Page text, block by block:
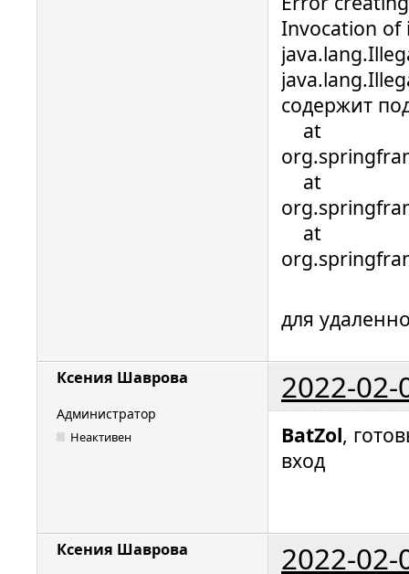
Invocation of
содержит
at
at
at
для
Ксения Шаврова 2022-02-
Администратор
Неактивен BatZol,
вход
Ксения Шаврова 2022-02-